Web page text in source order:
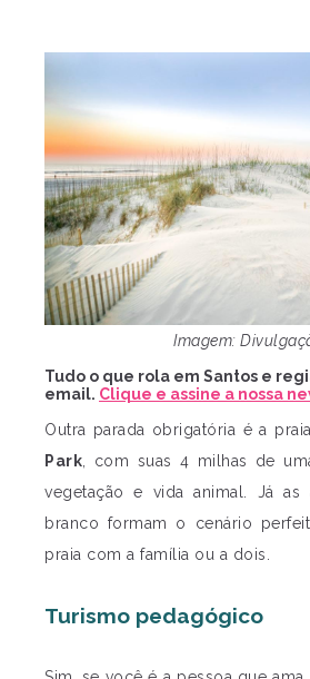
Imagem:
Tudo o que rola em Santos e
email. Clique e assine a nossa
Outra parada obrigatória é a praia
Park, com suas 4 milhas de
vegetação e vida animal. Já as
branco formam o cenário
praia com a família ou a dois.
Turismo pedagógico